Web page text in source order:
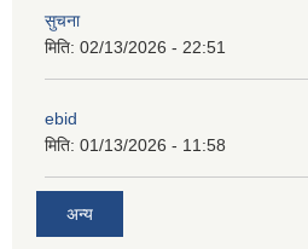
सुचना
मिति: 02/13/2026 - 22:51
ebid
मिति: 01/13/2026 - 11:58
अन्य